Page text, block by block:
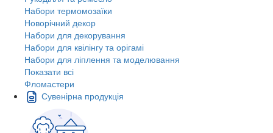
Набори термомозаїки
Новорічний декор
Набори для декорування
Набори для квілінгу та орігамі
Набори для ліплення та моделювання
Показати всі
Фломастери
Сувенірна продукція